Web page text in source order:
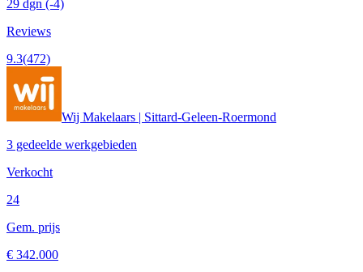
29 dgn (-4)
Reviews
9.3(472)
Wij Makelaars | Sittard-Geleen-Roermond
3 gedeelde werkgebieden
Verkocht
24
Gem. prijs
€ 342.000